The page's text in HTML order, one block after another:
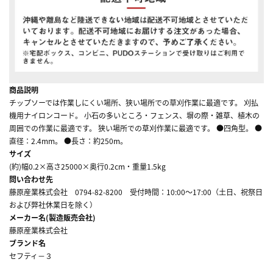
商品説明
チップソーでは作業しにくい場所、狭い場所での草刈作業に最適です。 刈払
機用ナイロンコード。 小石の多いところ・フェンス、塀の際・雑草、植木の
周囲での作業に最適です。 狭い場所での草刈作業に最適です。 ●四角型。 ●
直径：2.4mm。 ●長さ：約250m。
サイズ
(約)幅0.2×高さ25000×奥行0.2cm・重量1.5kg
問い合わせ先
藤原産業株式会社 0794-82-8200 受付時間：10:00～17:00（土日、祝祭日
および弊社休業日を除く）
メーカー名(製造販売会社)
藤原産業株式会社
ブランド名
セフティ－３